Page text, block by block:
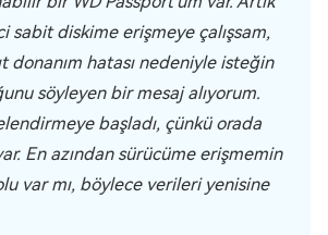
sabit diskime erişmeye çalışsam,
donanım hatası nedeniyle isteğin
söyleyen bir mesaj alıyorum.
başladı, çünkü orada
En azından sürücüme erişmemin
var mı, böylece verileri yenisine